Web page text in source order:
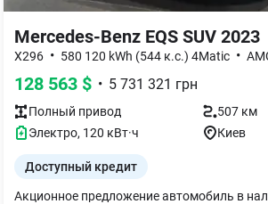
Mercedes-Benz EQS SUV 2023
X296 • 580 120 kWh (544 к.с.) 4Matic •
128 563 $ • 5 731 321 грн
Полный привод
507 км
Электро, 120 кВт·ч Киев
Доступный кредит
Акционное предложение автомобиль в